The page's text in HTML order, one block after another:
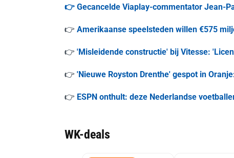
👉 Gecancelde Viaplay-commentator Jean-
👉 Amerikaanse speelsteden willen €575
👉 'Misleidende constructie' bij Vitesse:
👉 'Nieuwe Royston Drenthe' gespot in
👉 ESPN onthult: deze Nederlandse
WK-deals